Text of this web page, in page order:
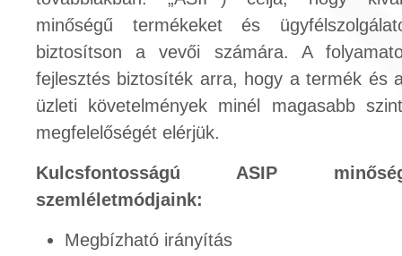
minőségű termékeket és
biztosítson a vevői számára. A
fejlesztés biztosíték arra, hogy a termék és
üzleti követelmények minél magasabb
megfelelőségét elérjük.
Kulcsfontosságú ASIP
szemléletmódjaink:
Megbízható irányítás